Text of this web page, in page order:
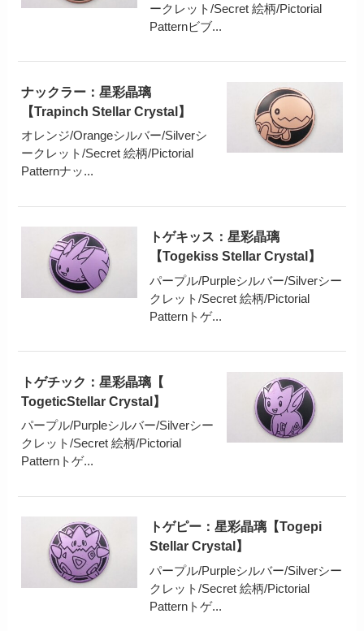
ークレット/Secret 絵柄/Pictorial
Patternビブ...
ナックラー：星彩晶璃
【Trapinch Stellar Crystal】
オレンジ/Orangeシルバー/Silverシ
ークレット/Secret 絵柄/Pictorial
Patternナッ...
トゲキッス：星彩晶璃
【Togekiss Stellar Crystal】
パープル/Purpleシルバー/Silverシー
クレット/Secret 絵柄/Pictorial
Patternトゲ...
トゲチック：星彩晶璃【
TogeticStellar Crystal】
パープル/Purpleシルバー/Silverシー
クレット/Secret 絵柄/Pictorial
Patternトゲ...
トゲピー：星彩晶璃【Togepi
Stellar Crystal】
パープル/Purpleシルバー/Silverシー
クレット/Secret 絵柄/Pictorial
Patternトゲ...